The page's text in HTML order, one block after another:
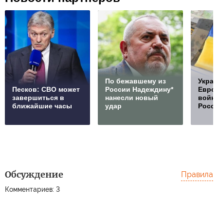
Песков: СВО может
завершиться в
ближайшие часы
По бежавшему из
России Надеждину*
нанесли новый
удар
Обсуждение
Комментариев: 3
Правила